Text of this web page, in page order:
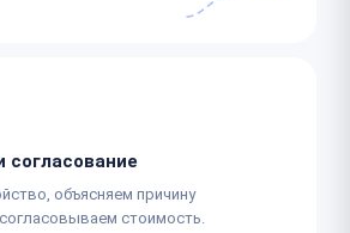
согласование
объясняем причину
стоимость.